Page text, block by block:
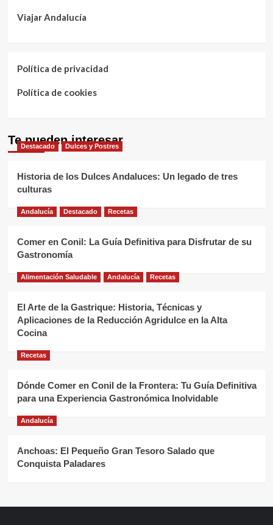
Viajar Andalucía
Política de privacidad
Política de cookies
Te pueden interesar
Destacado Dulces y Postres
Historia de los Dulces Andaluces: Un legado de tres
culturas
Andalucía Destacado Recetas
Comer en Conil: La Guía Definitiva para Disfrutar de su
Gastronomía
Alimentación Saludable Andalucía Recetas
El Arte de la Gastrique: Historia, Técnicas y
Aplicaciones de la Reducción Agridulce en la Alta
Cocina
Recetas
Dónde Comer en Conil de la Frontera: Tu Guía Definitiva
para una Experiencia Gastronómica Inolvidable
Andalucía
Anchoas: El Pequeño Gran Tesoro Salado que
Conquista Paladares